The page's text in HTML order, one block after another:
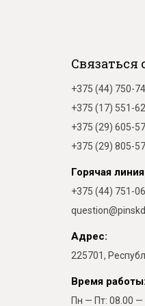
Связаться
+375 (44) 750-
+375 (17) 551-
+375 (29) 605-
+375 (29) 805-
Горячая линия
+375 (44) 751-
Адрес:
225701,
Время работы:
Пн — Пт: 08.00 —